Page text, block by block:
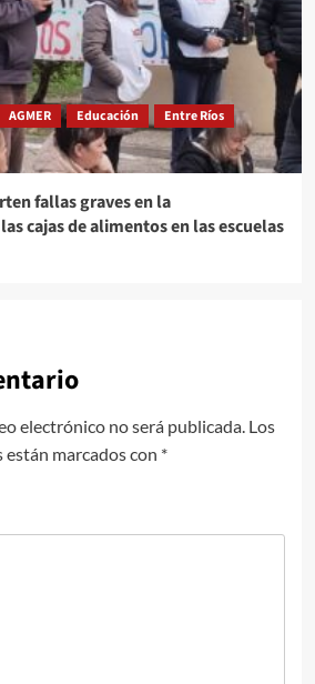
AGMER Educación
Entre Ríos
fallas graves en la
cajas de alimentos en las escuelas
electrónico no será publicada. Los
marcados con *